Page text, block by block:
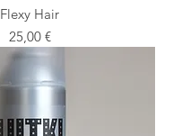
Flexy Hair
Preis
25,00 €